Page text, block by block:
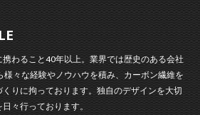
わること40年以上。業界では歴史のある会社
様々な経験やノウハウを積み、カーボン繊維を
りに拘っております。独自のデザインを大切
々行っております。